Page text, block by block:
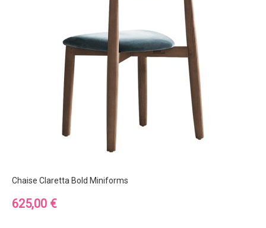
Chaise Claretta Bold Miniforms
Prix
625,00 €